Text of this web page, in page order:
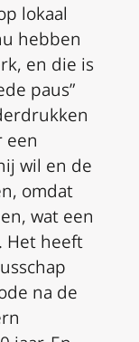
lokaal
hebben
en die is
paus”
een
wil en de
omdat
wat een
Het heeft
na de